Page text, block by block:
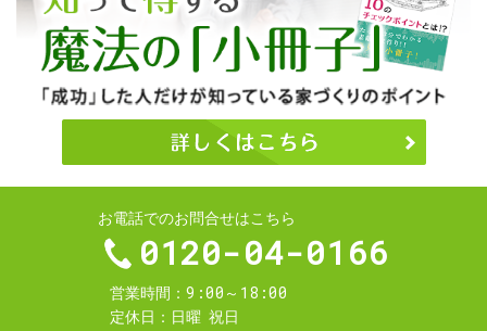
お電話でのお問合せはこちら
0120-04-0166
営業時間 9:00～18:00
定休日 日曜 祝日